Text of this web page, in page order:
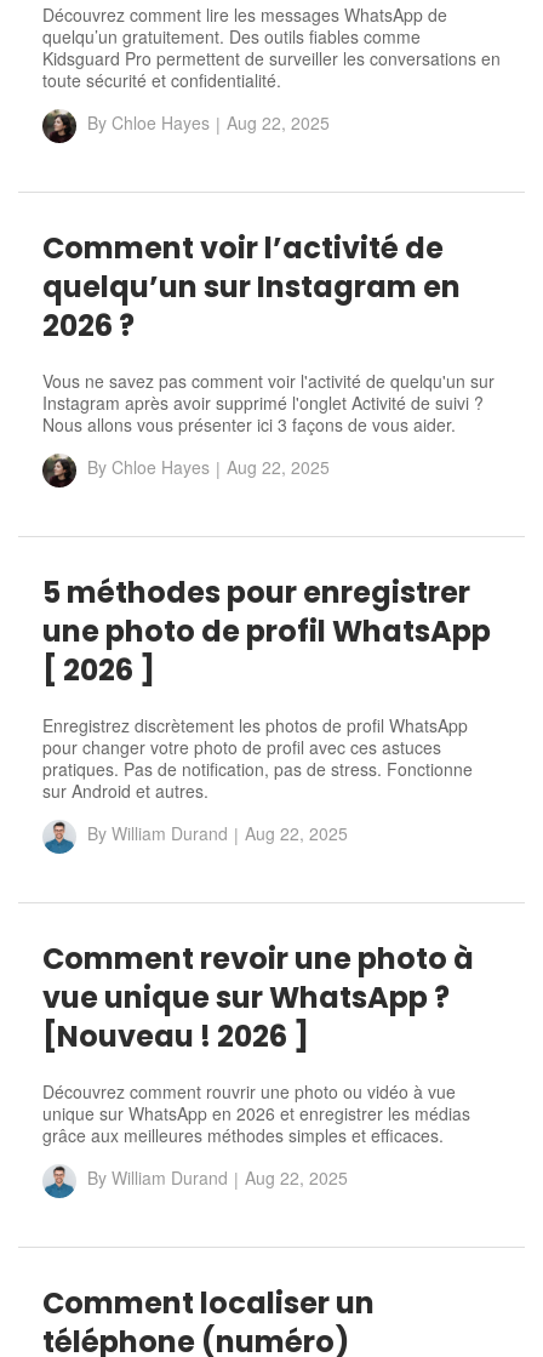
Découvrez comment lire les messages WhatsApp de
quelqu’un gratuitement. Des outils fiables comme
Kidsguard Pro permettent de surveiller les conversations en
toute sécurité et confidentialité.
By Chloe Hayes | Aug 22, 2025
Comment voir l’activité de
quelqu’un sur Instagram en
2026 ?
Vous ne savez pas comment voir l'activité de quelqu'un sur
Instagram après avoir supprimé l'onglet Activité de suivi ?
Nous allons vous présenter ici 3 façons de vous aider.
By Chloe Hayes | Aug 22, 2025
5 méthodes pour enregistrer
une photo de profil WhatsApp
[ 2026 ]
Enregistrez discrètement les photos de profil WhatsApp
pour changer votre photo de profil avec ces astuces
pratiques. Pas de notification, pas de stress. Fonctionne
sur Android et autres.
By William Durand | Aug 22, 2025
Comment revoir une photo à
vue unique sur WhatsApp ?
[Nouveau ! 2026 ]
Découvrez comment rouvrir une photo ou vidéo à vue
unique sur WhatsApp en 2026 et enregistrer les médias
grâce aux meilleures méthodes simples et efficaces.
By William Durand | Aug 22, 2025
Comment localiser un
téléphone (numéro)